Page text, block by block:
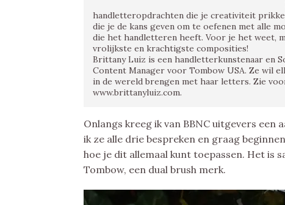
handletteropdrachten die je creativiteit
die je de kans geven om te oefenen met alle
die het handletteren heeft. Voor je het weet,
vrolijkste en krachtigste composities!
Brittany Luiz is een handletterkunstenaar en
Content Manager voor Tombow USA. Ze wil
in de wereld brengen met haar letters. Zie
www.brittanyluiz.com.
Onlangs kreeg ik van BBNC uitgevers
ik ze alle drie bespreken en graag
hoe je dit allemaal kunt toepassen. Het is
Tombow, een dual brush merk.